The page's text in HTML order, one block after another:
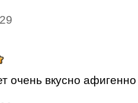
очень вкусно афигенно